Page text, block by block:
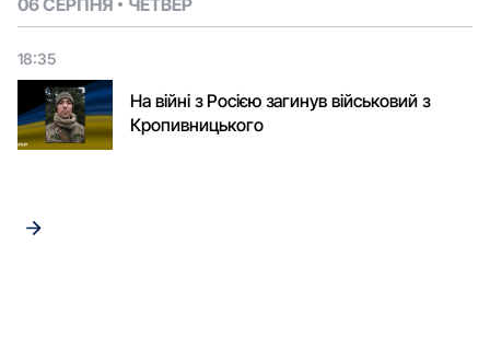
06 СЕРПНЯ ЧЕТВЕР
18:35
На війні з Росією загинув військовий з
Кропивницького